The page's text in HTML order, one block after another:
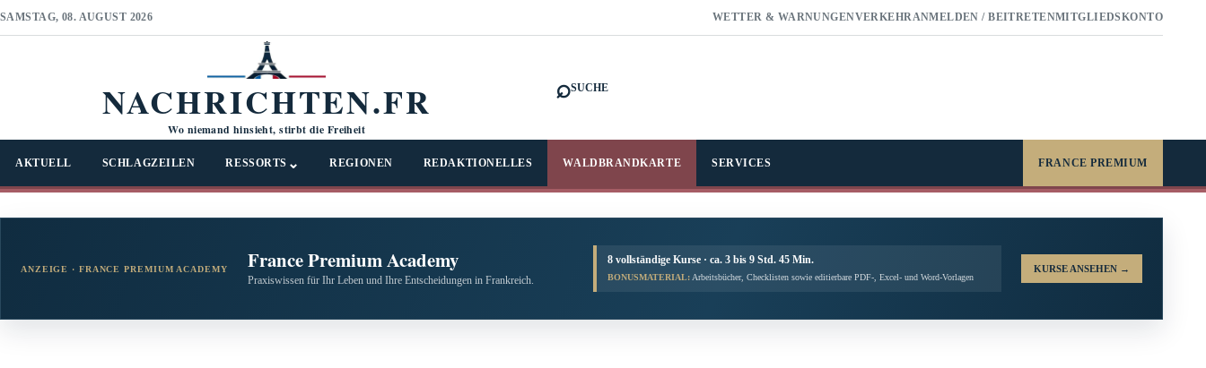
SAMSTAG, 08. AUGUST 2026 WETTER & WARNUNGENVERKEHRANMELDEN / BEITRETENMITGLIEDSKONTO
NACHRICHTEN.FR
Wo niemand hinsieht, stirbt die Freiheit
⌕SUCHE
AKTUELL SCHLAGZEILEN RESSORTS ⌄ REGIONEN REDAKTIONELLES WALDBRANDKARTE SERVICES FRANCE PREMIUM
ANZEIGE · FRANCE PREMIUM ACADEMY France Premium Academy
Praxiswissen für Ihr Leben und Ihre Entscheidungen in Frankreich.
8 vollständige Kurse · ca. 3 bis 9 Std. 45 Min.
BONUSMATERIAL: Arbeitsbücher, Checklisten sowie editierbare PDF-, Excel- und Word-Vorlagen
KURSE ANSEHEN →